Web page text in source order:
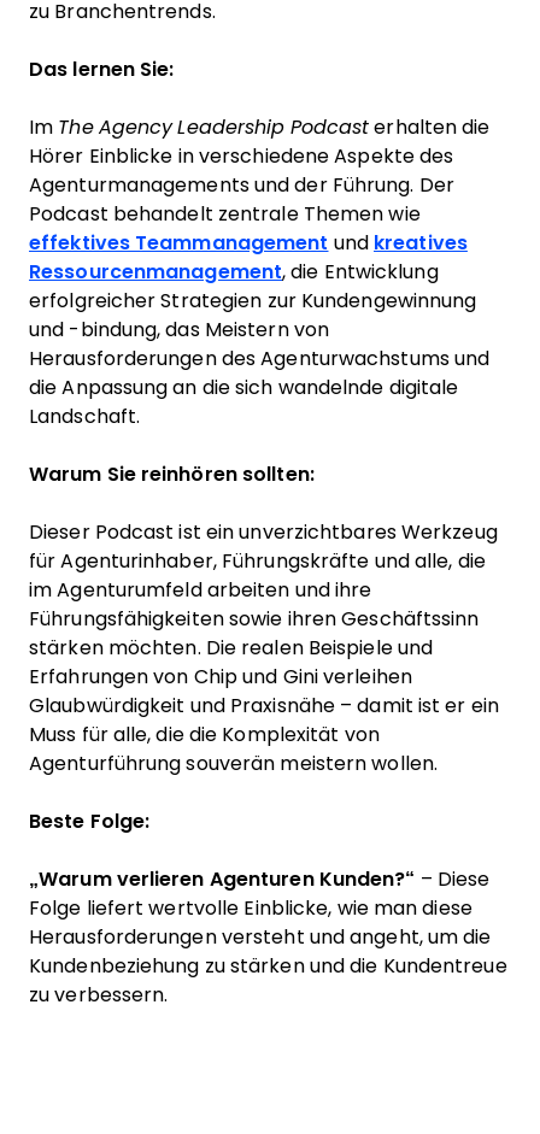
zu Branchentrends.
Das lernen Sie:
Im The Agency Leadership Podcast erhalten die
Hörer Einblicke in verschiedene Aspekte des
Agenturmanagements und der Führung. Der
Podcast behandelt zentrale Themen wie
effektives Teammanagement und kreatives
Ressourcenmanagement, die Entwicklung
erfolgreicher Strategien zur Kundengewinnung
und -bindung, das Meistern von
Herausforderungen des Agenturwachstums und
die Anpassung an die sich wandelnde digitale
Landschaft.
Warum Sie reinhören sollten:
Dieser Podcast ist ein unverzichtbares Werkzeug
für Agenturinhaber, Führungskräfte und alle, die
im Agenturumfeld arbeiten und ihre
Führungsfähigkeiten sowie ihren Geschäftssinn
stärken möchten. Die realen Beispiele und
Erfahrungen von Chip und Gini verleihen
Glaubwürdigkeit und Praxisnähe – damit ist er ein
Muss für alle, die die Komplexität von
Agenturführung souverän meistern wollen.
Beste Folge:
„Warum verlieren Agenturen Kunden?“ – Diese
Folge liefert wertvolle Einblicke, wie man diese
Herausforderungen versteht und angeht, um die
Kundenbeziehung zu stärken und die Kundentreue
zu verbessern.